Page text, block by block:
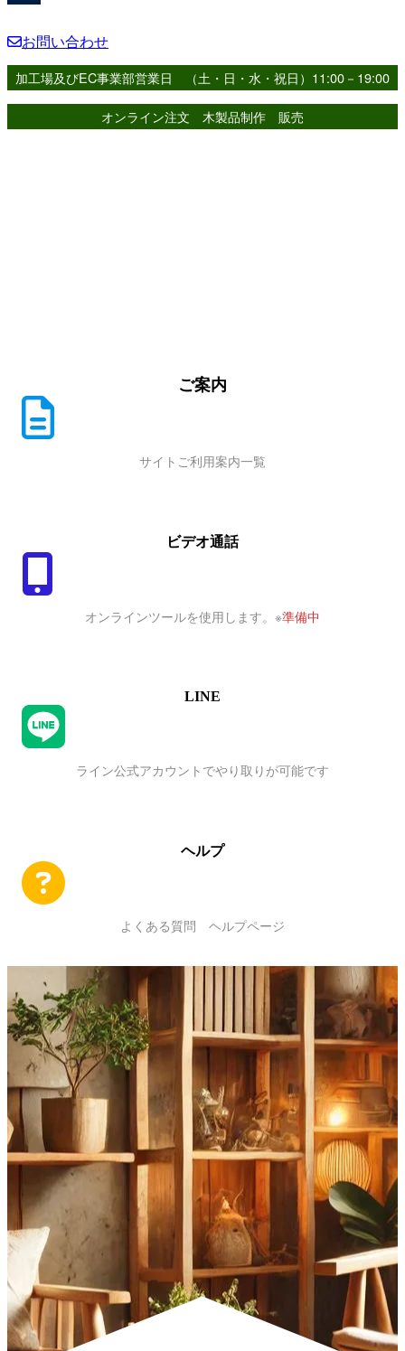
お問い合わせ
加工場及びEC事業部営業日 （土・日・水・祝日）11:00－19:00
オンライン注文 木製品制作 販売
ご案内
ご
利
サイトご利用案内一覧
ビデオ通話
オンラインツールを使用します。※準備中
LINE
ア
イ
ライン公式アカウントでやり取りが可能です
ヘルプ
ア
イ
ク
よくある質問 ヘルプページ